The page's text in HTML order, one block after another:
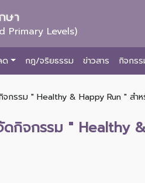
ษา
Primary Levels)
ด กฎ/จริยธรรม ข่าวสาร กิจกร
กรรม " Healthy & Happy Run " สำห
ดกิจกรรม " Healthy